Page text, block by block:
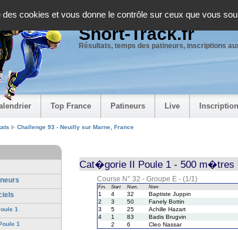
des cookies et vous donne le contrôle sur ceux que vous
Short-Track.fr
Résultats, temps des patineurs, inscriptions
Top France Patineurs Live
Challenge 93 - Neuilly sur Marne, France
1
1
Cat�gorie II Poule 1 - 500 m�tres
Course N° 32 - Groupe E - (1/1)
Fin. Start Num. Nom
1 4 32 Baptiste Juppin
2
3 50 Fanely Bottin
3
5 25 Achille Hazart
4
1 83 Badis Brugvin
2
6 Cleo Nassar